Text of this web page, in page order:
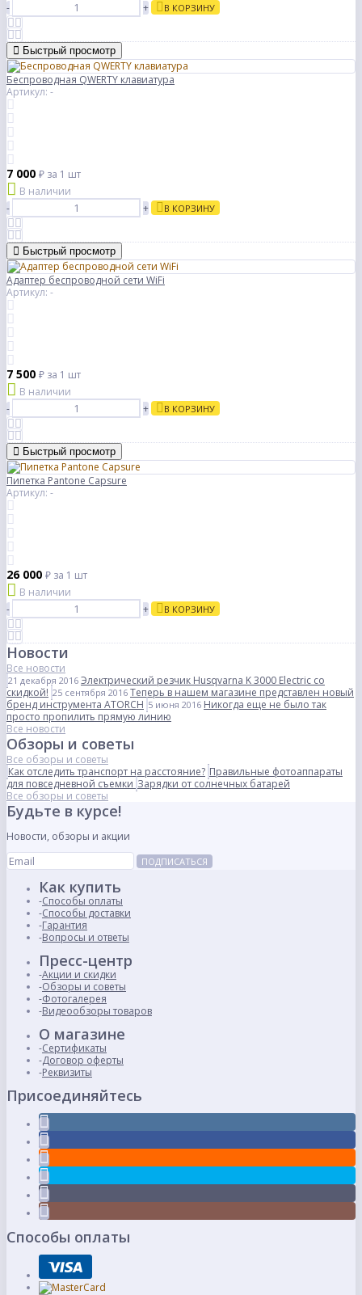
-
+ В КОРЗИНУ
Быстрый просмотр
Беспроводная QWERTY клавиатура
Артикул: -
7 000 ₽ за 1 шт
В наличии
-
+ В КОРЗИНУ
Быстрый просмотр
Адаптер беспроводной сети WiFi
Артикул: -
7 500 ₽ за 1 шт
В наличии
-
+ В КОРЗИНУ
Быстрый просмотр
Пипетка Pantone Capsure
Артикул: -
26 000 ₽ за 1 шт
В наличии
-
+ В КОРЗИНУ
Новости
Все новости
21 декабря 2016 Электрический резчик Husqvarna K 3000 Electric со
скидкой! 25 сентября 2016 Теперь в нашем магазине представлен новый
бренд инструмента ATORCH 5 июня 2016 Никогда еще не было так
просто пропилить прямую линию
Все новости
Обзоры и советы
Все обзоры и советы
Как отследить транспорт на расстояние? Правильные фотоаппараты
для повседневной съемки Зарядки от солнечных батарей
Все обзоры и советы
Будьте в курсе!
Новости, обзоры и акции
ПОДПИСАТЬСЯ
Как купить
Способы оплаты
Способы доставки
Гарантия
Вопросы и ответы
Пресс-центр
Акции и скидки
Обзоры и советы
Фотогалерея
Видеообзоры товаров
О магазине
Сертификаты
Договор оферты
Реквизиты
Присоединяйтесь
Способы оплаты